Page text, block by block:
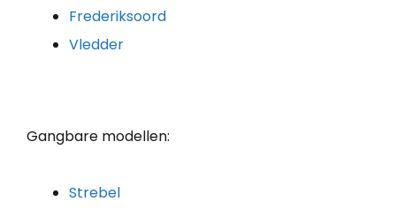
Frederiksoord
Vledder
Gangbare modellen:
Strebel